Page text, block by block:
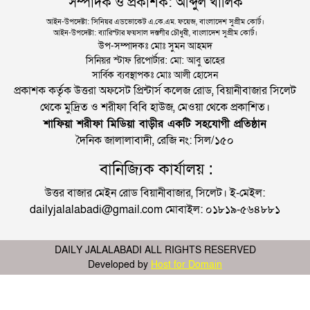
আইন-উপদেষ্টা: সিনিয়র এডভোকেট এ.কে.এম. ফয়েজ, বাংলাদেশ সুপ্রীম কোর্ট।
আইন-উপদেষ্টা: ব্যারিস্টার ফয়সাল দস্তগীর চৌধুরী, বাংলাদেশ সুপ্রীম কোর্ট।
উপ-সম্পাদকঃ মোঃ সুমন আহমদ
সিনিয়র স্টাফ রিপোর্টার: মো: আবু তাহের
সার্বিক ব্যবস্থাপকঃ মোঃ আলী হোসেন
প্রকাশক কর্তৃক উত্তরা অফসেট প্রিন্টার্স কলেজ রোড, বিয়ানীবাজার সিলেট
থেকে মুদ্রিত ও শরীফা বিবি হাউজ, মেওয়া থেকে প্রকাশিত।
শাফিয়া শরীফা মিডিয়া বাড়ীর একটি সহযোগী প্রতিষ্ঠান
দৈনিক জালালাবাদী, রেজি নং: সিল/১৫০
বানিজ্যিক কার্যালয় :
উত্তর বাজার মেইন রোড বিয়ানীবাজার, সিলেট। ই-মেইল:
dailyjalalabadi@gmail.com মোবাইল: ০১৮১৯-৫৬৪৮৮১
DAILY JALALABADI ALL RIGHTS RESERVED
Developed by Host for Domain